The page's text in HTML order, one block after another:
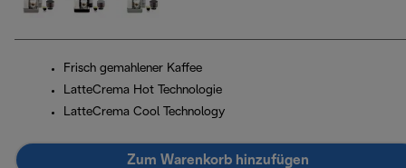
Frisch gemahlener Kaffee
LatteCrema Hot Technologie
LatteCrema Cool Technology
Zum Warenkorb hinzufügen